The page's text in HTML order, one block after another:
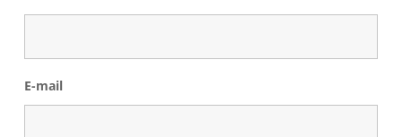
E-mail